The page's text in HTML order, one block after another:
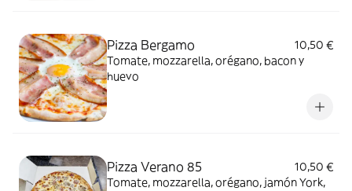
Pizza Bergamo
10,50 €
Tomate, mozzarella, orégano, bacon y
huevo
Pizza Verano 85
10,50 €
Tomate, mozzarella, orégano, jamón York,